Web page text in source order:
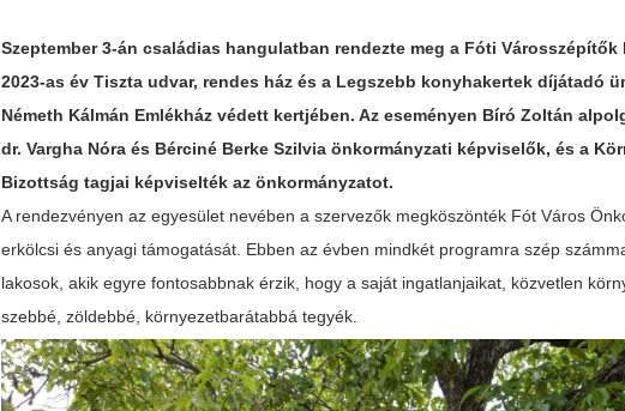
Szeptember 3-án családias hangulatban rendezte meg a Fóti Városszépítők
2023-as év Tiszta udvar, rendes ház és a Legszebb konyhakertek díjátadó
Németh Kálmán Emlékház védett kertjében. Az eseményen Bíró Zoltán
dr. Vargha Nóra és Bérciné Berke Szilvia önkormányzati képviselők, és a
Bizottság tagjai képviselték az önkormányzatot.
A rendezvényen az egyesület nevében a szervezők megköszönték Fót Város
erkölcsi és anyagi támogatását. Ebben az évben mindkét programra szép
lakosok, akik egyre fontosabbnak érzik, hogy a saját ingatlanjaikat, közvetlen
szebbé, zöldebbé, környezetbarátabbá tegyék.